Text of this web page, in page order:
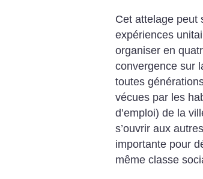
Cet attelage peut
expériences
organiser en
convergence sur
toutes
vécues par les
d’emploi) de la
s’ouvrir aux
importante pour
même classe